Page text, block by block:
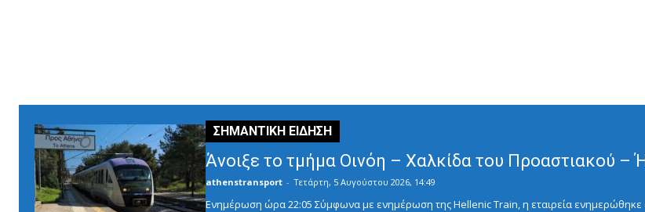
Άνοιξε το τμήμα Οινόη – Χαλκίδα του Προαστιακού –
athenstransport - Τετάρτη, 5 Αυγούστου 2026, 14:49
Ενημέρωση ώρα 22:05 Σύμφωνα με ενημέρωση της Hellenic Train, η εταιρεία ενημερώθηκε